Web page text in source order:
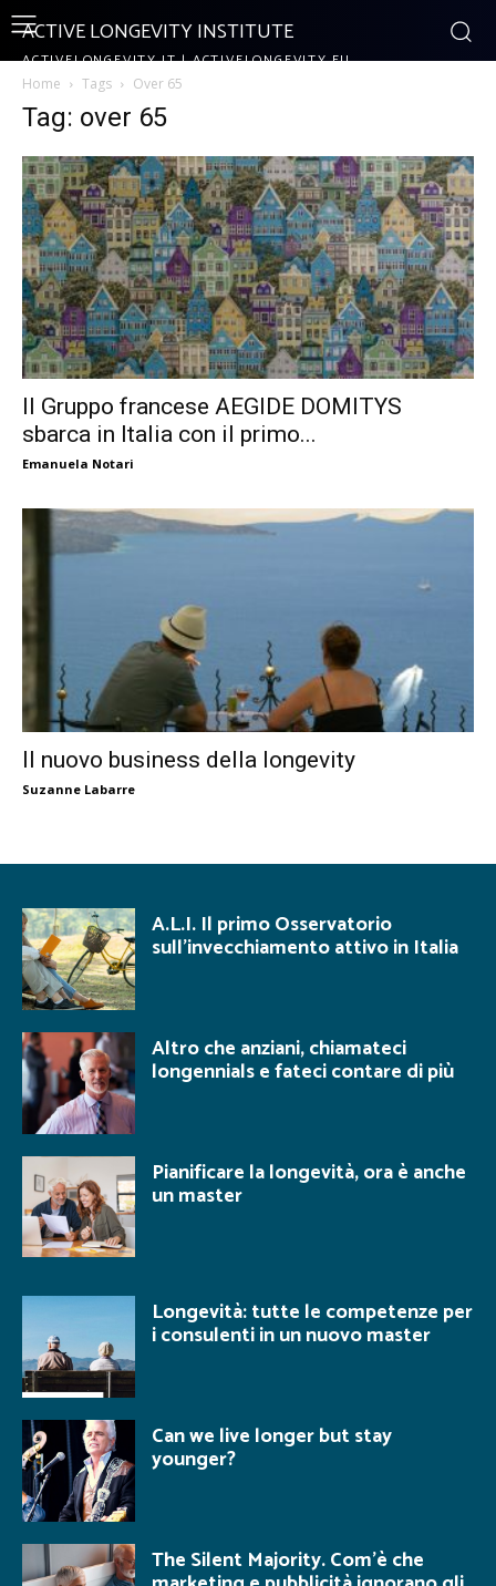
ACTIVE LONGEVITY INSTITUTE
ACTIVELONGEVITY.IT | ACTIVELONGEVITY.EU
Home Tags Over 65
Tag: over 65
Il Gruppo francese AEGIDE DOMITYS
sbarca in Italia con il primo...
Emanuela Notari
Il nuovo business della longevity
Suzanne Labarre
A.L.I. Il primo Osservatorio
sull’invecchiamento attivo in Italia
Altro che anziani, chiamateci
longennials e fateci contare di più
Pianificare la longevità, ora è anche
un master
Longevità: tutte le competenze per
i consulenti in un nuovo master
Can we live longer but stay
younger?
The Silent Majority. Com’è che